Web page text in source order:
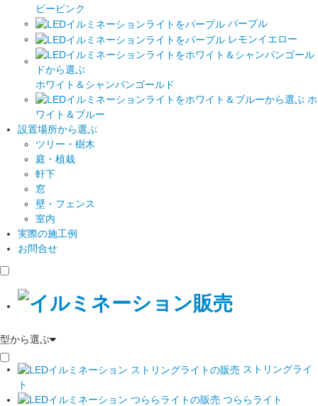
ビーピンク
パープル
レモンイエロー
ホワイト＆シャンパンゴールド
ホ
ワイト＆ブルー
設置場所から選ぶ
ツリー・樹木
庭・植栽
軒下
窓
壁・フェンス
室内
実際の施工例
お問合せ
型から選ぶ
ストリングライ
ト
つららライト